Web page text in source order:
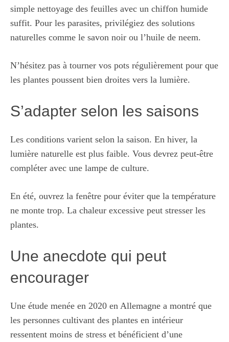
simple nettoyage des feuilles avec un chiffon humide
suffit. Pour les parasites, privilégiez des solutions
naturelles comme le savon noir ou l’huile de neem.
N’hésitez pas à tourner vos pots régulièrement pour que
les plantes poussent bien droites vers la lumière.
S’adapter selon les saisons
Les conditions varient selon la saison. En hiver, la
lumière naturelle est plus faible. Vous devrez peut-être
compléter avec une lampe de culture.
En été, ouvrez la fenêtre pour éviter que la température
ne monte trop. La chaleur excessive peut stresser les
plantes.
Une anecdote qui peut
encourager
Une étude menée en 2020 en Allemagne a montré que
les personnes cultivant des plantes en intérieur
ressentent moins de stress et bénéficient d’une